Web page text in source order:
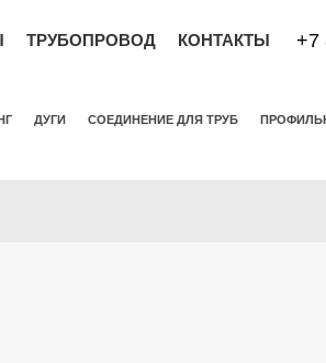
ТРУБОПРОВОД КОНТАКТЫ +7
ДУГИ СОЕДИНЕНИЕ ДЛЯ ТРУБ